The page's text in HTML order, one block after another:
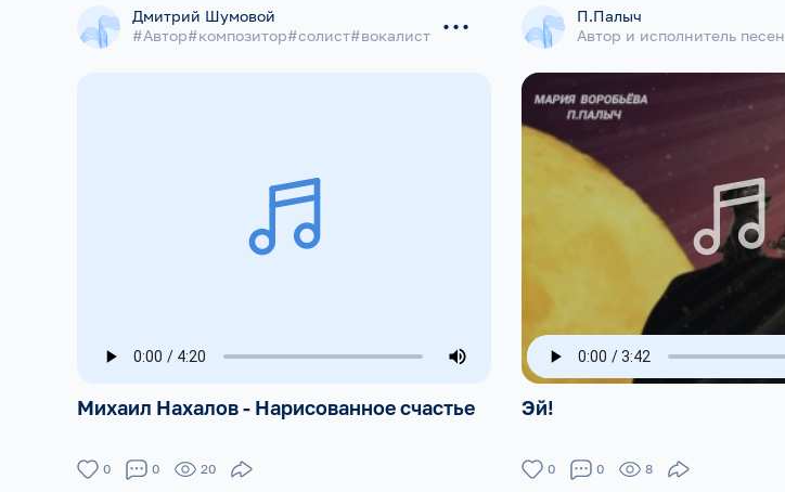
Дмитрий Шумовой
#Автор#композитор#солист#вокалист
...
Михаил Нахалов - Нарисованное счастье
0 0 20
П.Палыч
Автор и исполнитель песен
Эй!
0 0 8